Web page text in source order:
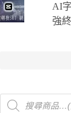
AI
強
Products
search